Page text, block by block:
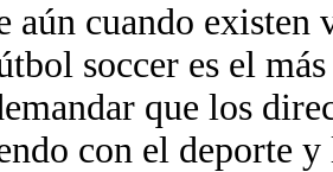
aún cuando
soccer es el
que los
con el deporte